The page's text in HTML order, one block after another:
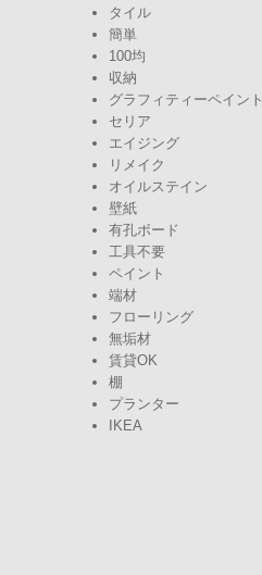
タイル
簡単
100均
収納
グラフィティーペイント
セリア
エイジング
リメイク
オイルステイン
壁紙
有孔ボード
工具不要
ペイント
端材
フローリング
無垢材
賃貸OK
棚
プランター
IKEA